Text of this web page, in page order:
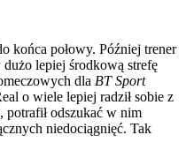
końca połowy. Później trener
lepiej środkową strefę
dla BT Sport
o wiele lepiej radził sobie z
potrafił odszukać w nim
niedociągnięć. Tak